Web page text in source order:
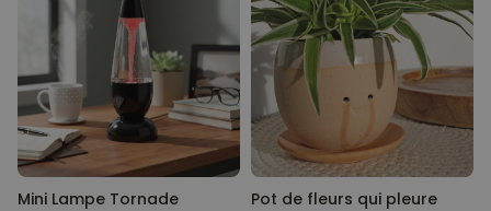
Personnalisable
Poster photo personnalisé
avec texte
plus de 400
exemplaires
vendus
29,99 €
Personnalisable
Chaussettes personnalisées
avec votre animal de
Mini Lampe Tornade Pot de fleurs qui pleure